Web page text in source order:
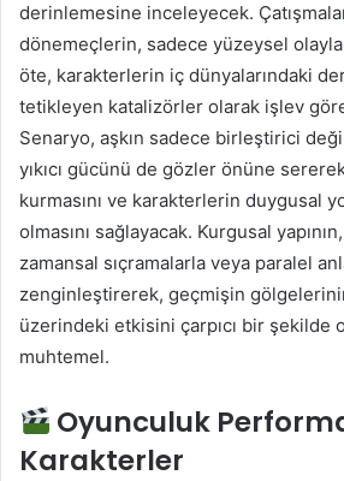
derinlemesine inceleyecek.
dönemeçlerin, sadece yüzeysel
öte, karakterlerin iç dünyalarındaki
tetikleyen katalizörler olarak işlev
Senaryo, aşkın sadece birleştirici
yıkıcı gücünü de gözler önüne
kurmasını ve karakterlerin duygusal
olmasını sağlayacak. Kurgusal
zamansal sıçramalarla veya paralel
zenginleştirerek, geçmişin
üzerindeki etkisini çarpıcı bir şekilde
muhtemel.
Oyunculuk
Karakterler